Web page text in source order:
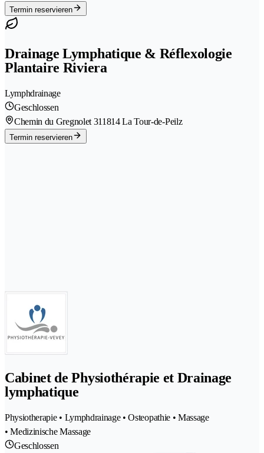
Termin reservieren
Drainage Lymphatique & Réflexologie
Plantaire Riviera
Lymphdrainage
Geschlossen
Chemin du Gregnolet 311814 La Tour-de-Peilz
Termin reservieren
Cabinet de Physiothérapie et Drainage
lymphatique
Physiotherapie • Lymphdrainage • Osteopathie • Massage
• Medizinische Massage
Geschlossen